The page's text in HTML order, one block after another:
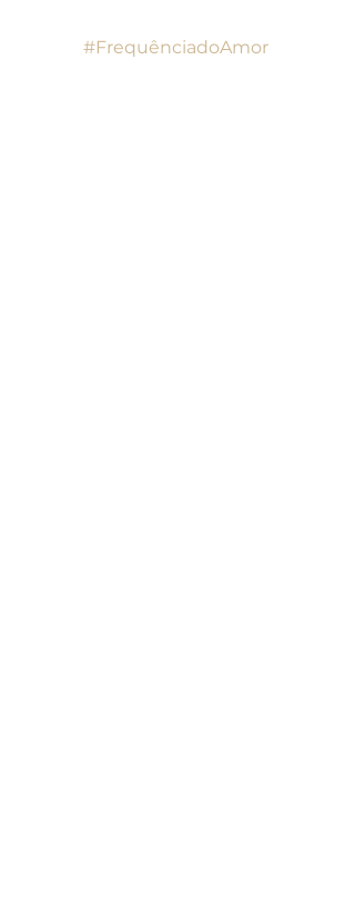
#FrequênciadoAmor